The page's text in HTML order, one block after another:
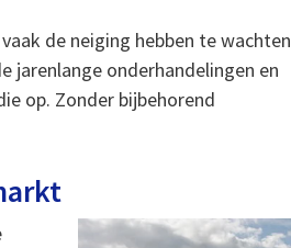
de neiging hebben te wachten
jarenlange onderhandelingen en
op. Zonder bijbehorend